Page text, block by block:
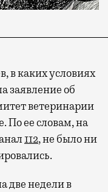
в каких условиях
заявление об
ветеринарии
По ее словам, на
112, не было ни
две недели в